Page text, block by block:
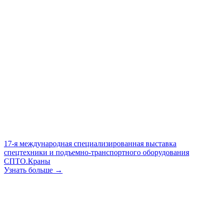
17-я международная специализированная выставка
спецтехники и подъемно-транспортного оборудования
СПТО.Краны
Узнать больше →